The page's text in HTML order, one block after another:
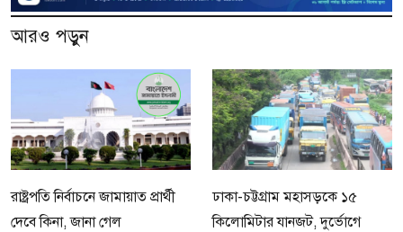
আরও পড়ুন
রাষ্ট্রপতি নির্বাচনে জামায়াত প্রার্থী
দেবে কিনা, জানা গেল
ঢাকা-চট্টগ্রাম মহাসড়কে ১৫
কিলোমিটার যানজট, দুর্ভোগে